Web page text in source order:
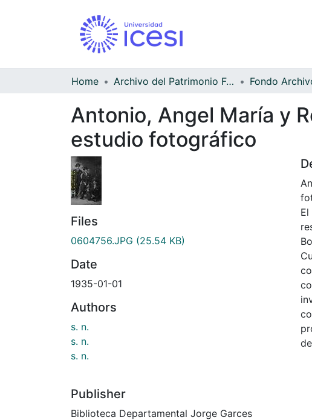
Home Archivo del Patrimonio Fotográfico y Fílmico del Valle del Cauca
Antonio, Angel María y
estudio fotográfico
Files
0604756.JPG (25.54 KB)
Date
1935-01-01
Authors
s. n.
s. n.
s. n.
Publisher
Biblioteca Departamental Jorge Garces